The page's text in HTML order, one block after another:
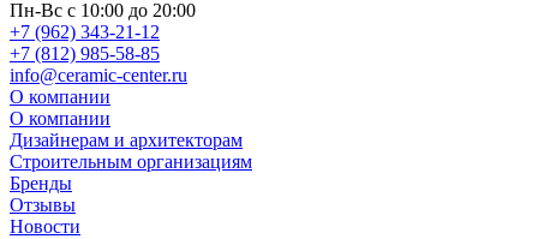
Пн-Вс с 10:00 до 20:00
+7 (962) 343-21-12
+7 (812) 985-58-85
info@ceramic-center.ru
О компании
О компании
Дизайнерам и архитекторам
Строительным организациям
Бренды
Отзывы
Новости